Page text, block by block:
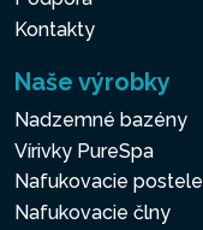
Kontakty
Naše výrobky
Nadzemné bazény
Vírivky PureSpa
Nafukovacie postele
Nafukovacie člny